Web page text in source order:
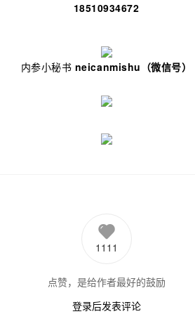
18510934672
内参小秘书 neicanmishu （微信号）
1111
点赞，是给作者最好的鼓励
登录后发表评论